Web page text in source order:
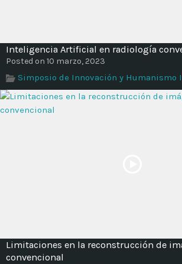
Inteligencia Artificial en radiología
Posted on 10 marzo, 2023
Simposio de Innovación y Humanismo
Limitaciones en la reconstrucción de
convencional